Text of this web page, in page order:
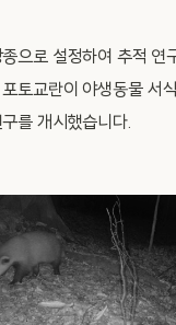
으로 설정하여 추적 연
토교란이 야생동물 서
를 개시했습니다.